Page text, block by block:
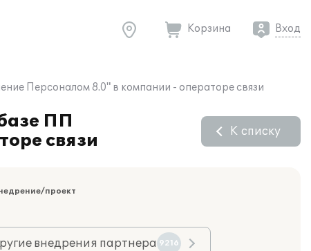
Корзина Вход
Персоналом 8.0" в компании - операторе связи
ПП
связи
К списку
проект
внедрения партнера 9216